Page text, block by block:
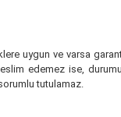
ve varsa
edemez ise,
tutulamaz.